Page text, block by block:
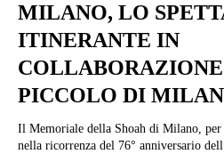
MILANO, LO
ITINERANTE IN
PICCOLO DI
Il Memoriale della Shoah di Milano,
nella ricorrenza del 76° anniversario